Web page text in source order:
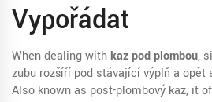
Vypořádat
When dealing withkaz pod plombou,
zubu rozšíří pod stávající výplň a opět
Also known as post-plombový kaz, it